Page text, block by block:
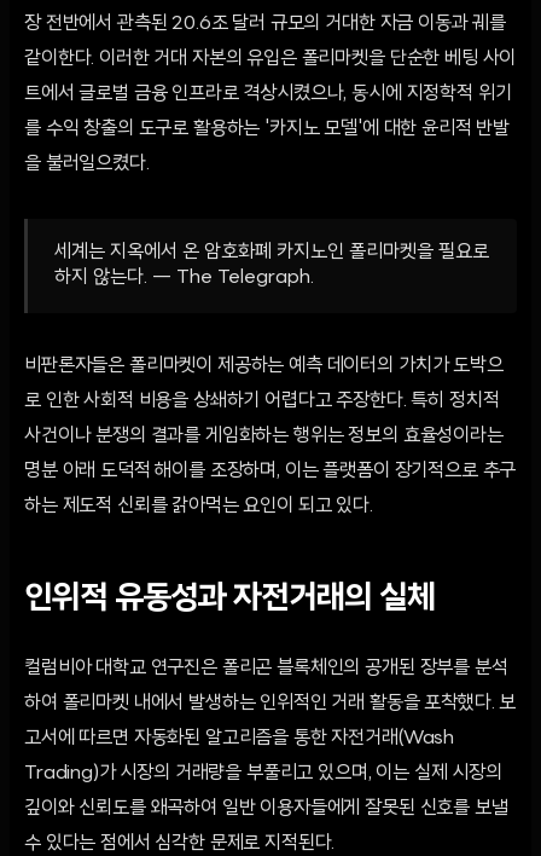
장 전반에서 관측된 20.6조 달러 규모의 거대한 자금 이동과 궤를
같이한다. 이러한 거대 자본의 유입은 폴리마켓을 단순한 베팅 사이
트에서 글로벌 금융 인프라로 격상시켰으나, 동시에 지정학적 위기
를 수익 창출의 도구로 활용하는 '카지노 모델'에 대한 윤리적 반발
을 불러일으켰다.
세계는 지옥에서 온 암호화폐 카지노인 폴리마켓을 필요로
하지 않는다. — The Telegraph.
비판론자들은 폴리마켓이 제공하는 예측 데이터의 가치가 도박으
로 인한 사회적 비용을 상쇄하기 어렵다고 주장한다. 특히 정치적
사건이나 분쟁의 결과를 게임화하는 행위는 정보의 효율성이라는
명분 아래 도덕적 해이를 조장하며, 이는 플랫폼이 장기적으로 추구
하는 제도적 신뢰를 갉아먹는 요인이 되고 있다.
인위적 유동성과 자전거래의 실체
컬럼비아 대학교 연구진은 폴리곤 블록체인의 공개된 장부를 분석
하여 폴리마켓 내에서 발생하는 인위적인 거래 활동을 포착했다. 보
고서에 따르면 자동화된 알고리즘을 통한 자전거래(Wash
Trading)가 시장의 거래량을 부풀리고 있으며, 이는 실제 시장의
깊이와 신뢰도를 왜곡하여 일반 이용자들에게 잘못된 신호를 보낼
수 있다는 점에서 심각한 문제로 지적된다.